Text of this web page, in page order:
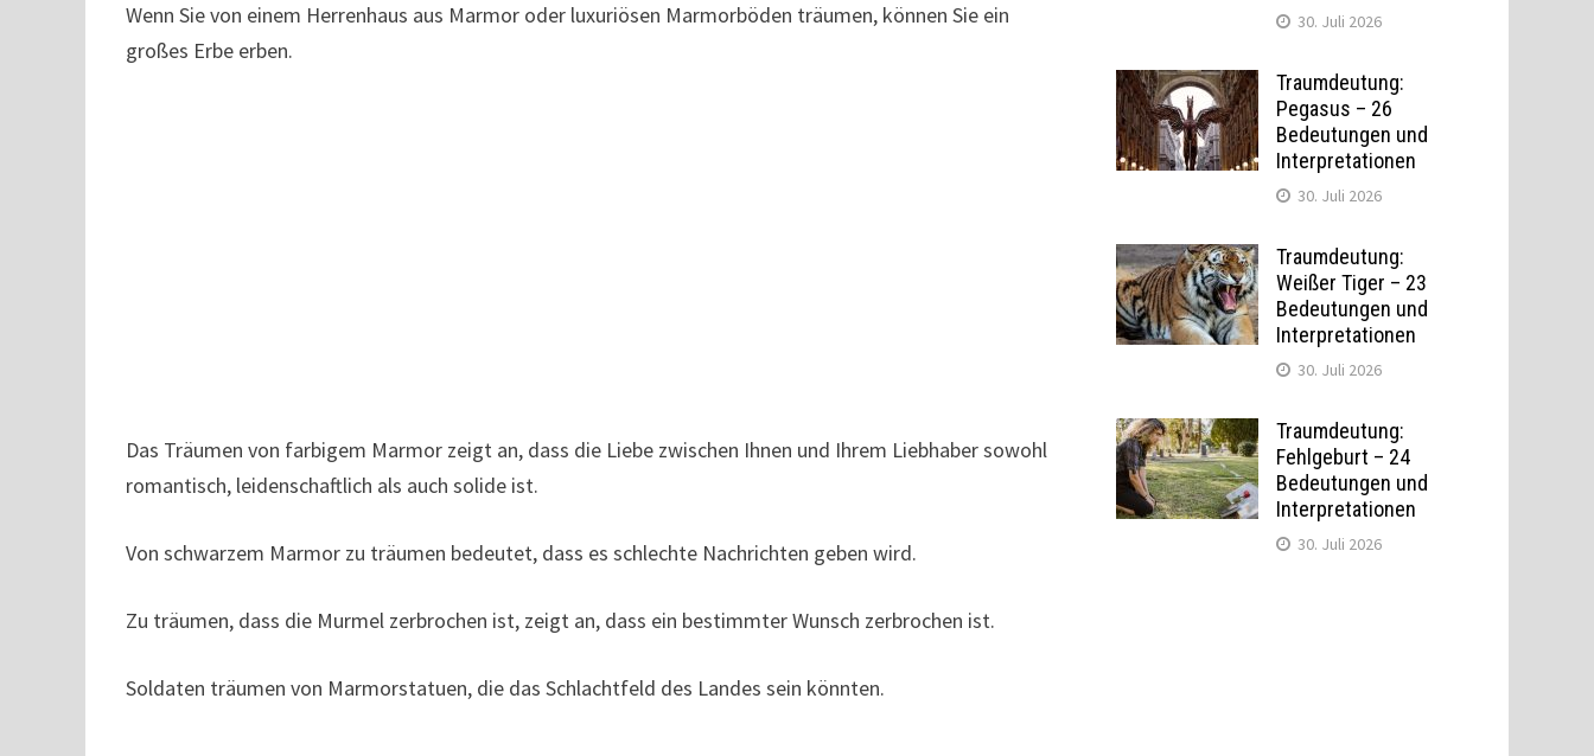
Wenn Sie von einem Herrenhaus aus Marmor oder luxuriösen Marmorböden träumen, können Sie ein
großes Erbe erben.
Das Träumen von farbigem Marmor zeigt an, dass die Liebe zwischen Ihnen und Ihrem Liebhaber sowohl
romantisch, leidenschaftlich als auch solide ist.
Von schwarzem Marmor zu träumen bedeutet, dass es schlechte Nachrichten geben wird.
Zu träumen, dass die Murmel zerbrochen ist, zeigt an, dass ein bestimmter Wunsch zerbrochen ist.
Soldaten träumen von Marmorstatuen, die das Schlachtfeld des Landes sein könnten.
30. Juli 2026
Traumdeutung:
Pegasus – 26
Bedeutungen und
Interpretationen
30. Juli 2026
Traumdeutung:
Weißer Tiger – 23
Bedeutungen und
Interpretationen
30. Juli 2026
Traumdeutung:
Fehlgeburt – 24
Bedeutungen und
Interpretationen
30. Juli 2026